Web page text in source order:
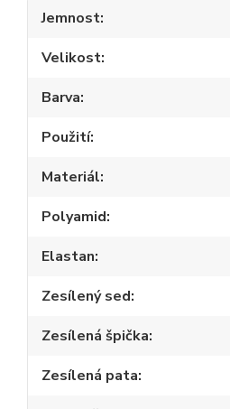
Jemnost
Velikost
Barva
Použití
Materiál
Polyamid
Elastan
Zesílený sed
Zesílená špička
Zesílená pata